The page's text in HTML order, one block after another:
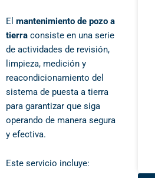
El mantenimiento de pozo a
tierra consiste en una serie
de actividades de revisión,
limpieza, medición y
reacondicionamiento del
sistema de puesta a tierra
para garantizar que siga
operando de manera segura
y efectiva.
Este servicio incluye: